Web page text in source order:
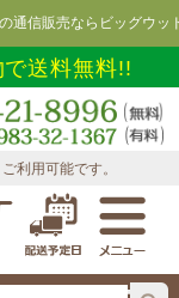
通信販売ならビッグウッ
送料無料!!
利用可能です。